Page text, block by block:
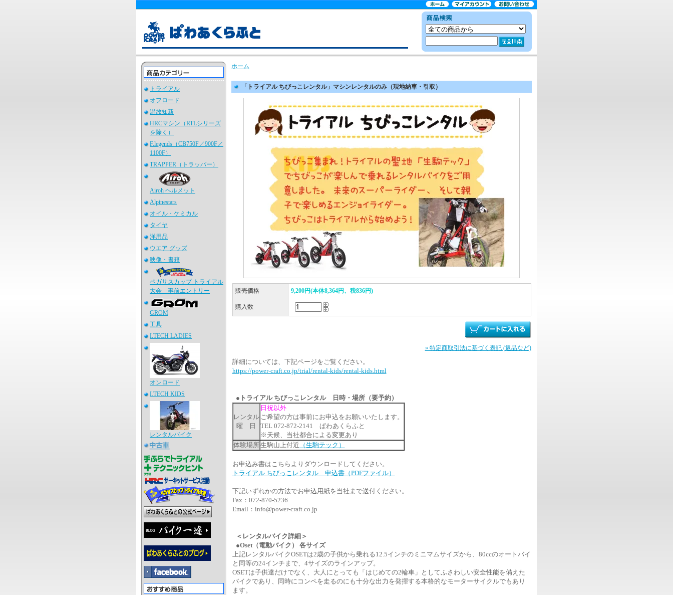
トライアル
オフロード
温故知新
HRCマシン（RTLシリーズ
を除く）
F.legends（CB750F／900F／
1100F）
TRAPPER（トラッパー）
Airoh ヘルメット
Alpinestars
オイル・ケミカル
タイヤ
洋用品
ウエア グッズ
映像・書籍
ペガサスカップ トライアル
大会 事前エントリー
GROM
工具
I.TECH LADIES
オンロード
I.TECH KIDS
レンタルバイク
ホーム
「トライアル ちびっこレンタル」マシンレンタルのみ（現地納車・引取）
販売価格 9,200円(本体8,364円、税836円)
購入数
» 特定商取引法に基づく表記 (返品など)
詳細については、下記ページをご覧ください。
https://power-craft.co.jp/trial/rental-kids/rental-kids.html
●トライアル ちびっこレンタル 日時・場所（要予約）
レンタル
曜 日
日祝以外
ご希望の方は事前にお申込をお願いいたします。
TEL 072-872-2141 ぱわあくらふと
※天候、当社都合による変更あり
体験場所生駒山上付近 （生駒テック）
お申込み書はこちらよりダウンロードしてください。
トライアル ちびっこレンタル 申込書（PDFファイル）
下記いずれかの方法でお申込用紙を当社まで送付ください。
Fax：072-870-5236
Email：info@power-craft.co.jp
＜レンタルバイク詳細＞
●Oset（電動バイク） 各サイズ
上記レンタルバイクOSETは2歳の子供から乗れる12.5インチのミニマムサイズから、80ccのオートバイ
と同等の24インチまで、4サイズのラインアップ。
OSETは子供達だけでなく、大人にとっても「はじめての2輪車」としてふさわしい安全性能を備えた
バイクであり、同時にコンペを走るのにも十分な出力を発揮する本格的なモーターサイクルでもあり
ます。